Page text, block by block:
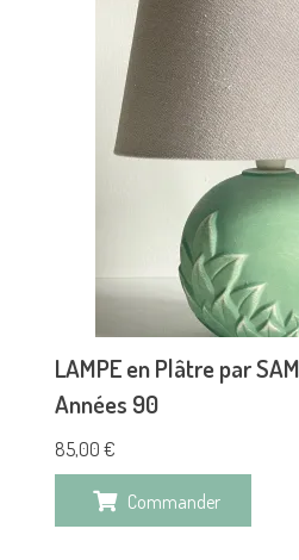
LAMPE en Plâtre par
Années 90
85,00 €
Commander